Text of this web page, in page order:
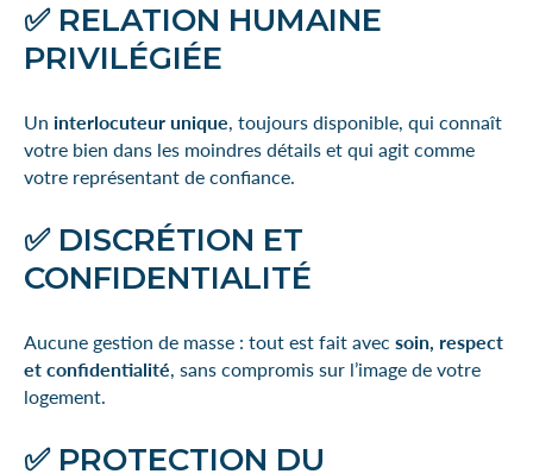
✅ RELATION HUMAINE
PRIVILÉGIÉE
Un interlocuteur unique, toujours disponible, qui connaît
votre bien dans les moindres détails et qui agit comme
votre représentant de confiance.
✅ DISCRÉTION ET
CONFIDENTIALITÉ
Aucune gestion de masse : tout est fait avec soin, respect
et confidentialité, sans compromis sur l’image de votre
logement.
✅ PROTECTION DU